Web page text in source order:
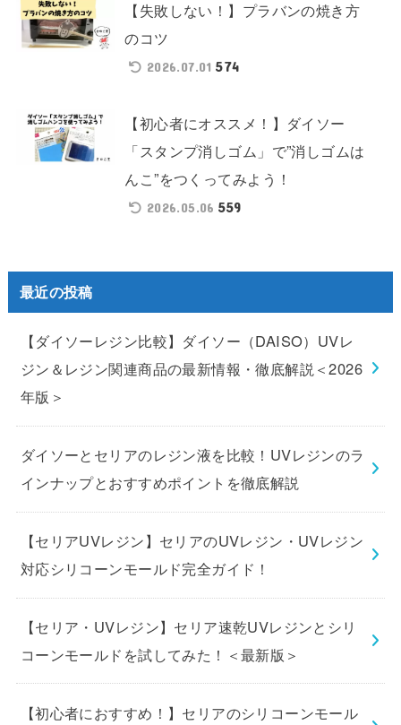
【失敗しない！】プラバンの焼き方
のコツ
2026.07.01 574
【初心者にオススメ！】ダイソー
「スタンプ消しゴム」で”消しゴムは
んこ”をつくってみよう！
2026.05.06 559
最近の投稿
【ダイソーレジン比較】ダイソー（DAISO）UVレ
ジン＆レジン関連商品の最新情報・徹底解説＜2026
年版＞
ダイソーとセリアのレジン液を比較！UVレジンのラ
インナップとおすすめポイントを徹底解説
【セリアUVレジン】セリアのUVレジン・UVレジン
対応シリコーンモールド完全ガイド！
【セリア・UVレジン】セリア速乾UVレジンとシリ
コーンモールドを試してみた！＜最新版＞
【初心者におすすめ！】セリアのシリコーンモール